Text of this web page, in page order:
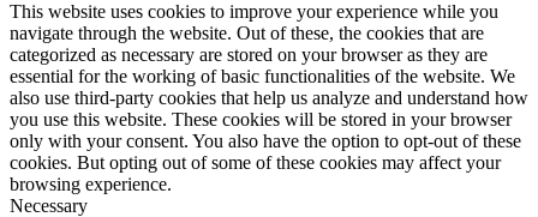
This website uses cookies to improve your experience while you
navigate through the website. Out of these, the cookies that are
categorized as necessary are stored on your browser as they are
essential for the working of basic functionalities of the website. We
also use third-party cookies that help us analyze and understand how
you use this website. These cookies will be stored in your browser
only with your consent. You also have the option to opt-out of these
cookies. But opting out of some of these cookies may affect your
browsing experience.
Necessary